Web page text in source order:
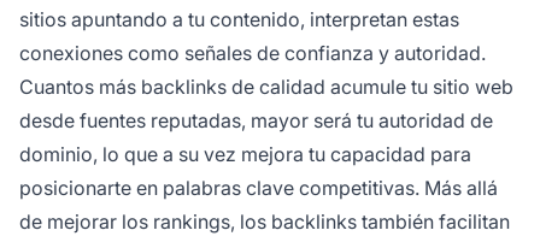
sitios apuntando a tu contenido, interpretan estas
conexiones como señales de confianza y autoridad.
Cuantos más backlinks de calidad acumule tu sitio web
desde fuentes reputadas, mayor será tu autoridad de
dominio, lo que a su vez mejora tu capacidad para
posicionarte en palabras clave competitivas. Más allá
de mejorar los rankings, los backlinks también facilitan